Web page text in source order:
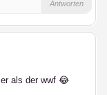
Antworten
als der wwf 😂